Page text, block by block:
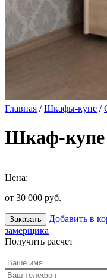
Главная /Шкафы-купе /
Шкаф-купе
Цена:
от 30 000 руб.
Заказать Добавить в
замерщика
Получить расчет